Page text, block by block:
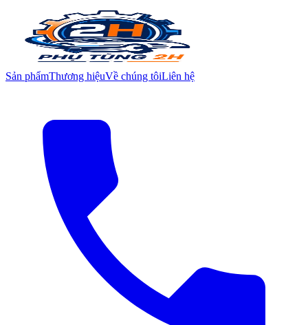
Sản phẩmThương hiệuVề chúng tôiLiên hệ